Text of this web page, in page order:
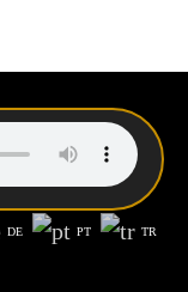
DE PT TR